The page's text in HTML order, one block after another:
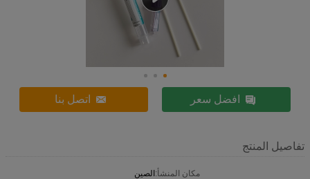
افضل سعر اتصل بنا
تفاصيل المنتج
مكان المنشأ:الصين